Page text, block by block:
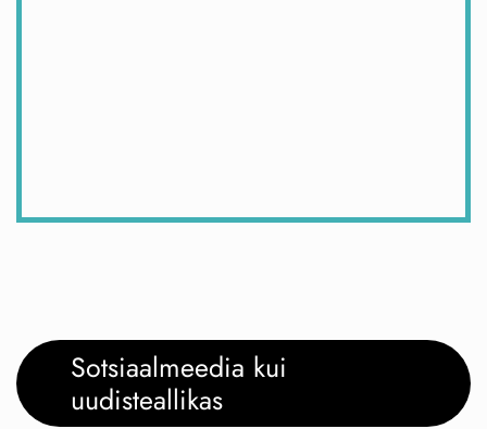
Sotsiaalmeedia kui
uudisteallikas